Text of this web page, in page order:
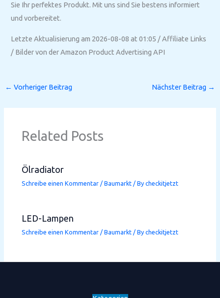
Sie Ihr perfektes Produkt. Mit uns sind Sie bestens informiert
und vorbereitet.
Letzte Aktualisierung am 2026-08-08 at 01:05 / Affiliate Links
/ Bilder von der Amazon Product Advertising API
← Vorheriger Beitrag Nächster Beitrag →
Related Posts
Ölradiator
Schreibe einen Kommentar /Baumarkt / Bycheckitjetzt
LED-Lampen
Schreibe einen Kommentar /Baumarkt / Bycheckitjetzt